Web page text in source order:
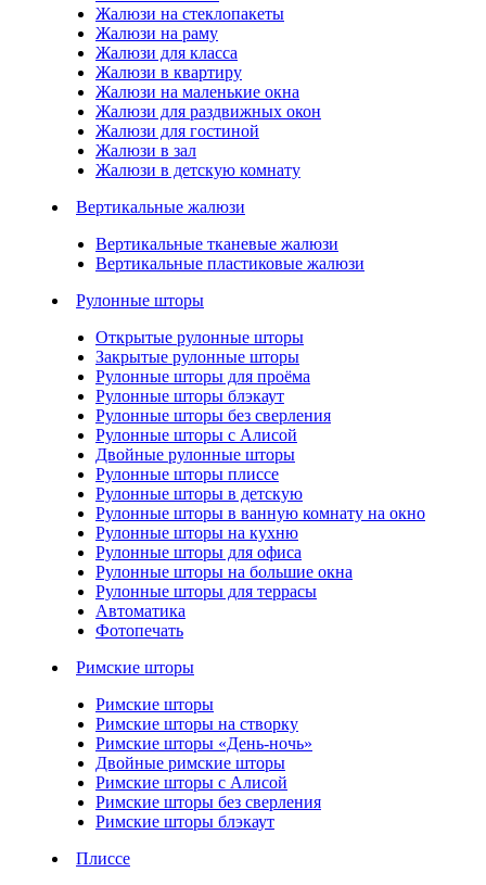
Жалюзи на стеклопакеты
Жалюзи на раму
Жалюзи для класса
Жалюзи в квартиру
Жалюзи на маленькие окна
Жалюзи для раздвижных окон
Жалюзи для гостиной
Жалюзи в зал
Жалюзи в детскую комнату
Вертикальные жалюзи
Вертикальные тканевые жалюзи
Вертикальные пластиковые жалюзи
Рулонные шторы
Открытые рулонные шторы
Закрытые рулонные шторы
Рулонные шторы для проёма
Рулонные шторы блэкаут
Рулонные шторы без сверления
Рулонные шторы с Алисой
Двойные рулонные шторы
Рулонные шторы плиссе
Рулонные шторы в детскую
Рулонные шторы в ванную комнату на окно
Рулонные шторы на кухню
Рулонные шторы для офиса
Рулонные шторы на большие окна
Рулонные шторы для террасы
Автоматика
Фотопечать
Римские шторы
Римские шторы
Римские шторы на створку
Римские шторы «День-ночь»
Двойные римские шторы
Римские шторы с Алисой
Римские шторы без сверления
Римские шторы блэкаут
Плиссе